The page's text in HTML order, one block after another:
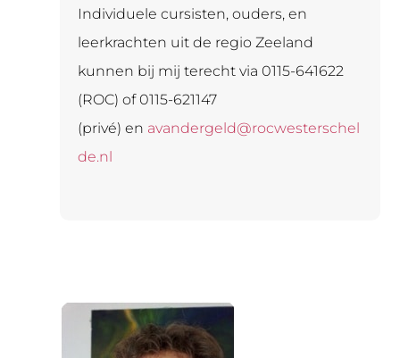
Individuele cursisten, ouders, en
leerkrachten uit de regio Zeeland
kunnen bij mij terecht via 0115-641622
(ROC) of 0115-621147
(privé) en avandergeld@rocwesterschel
de.nl